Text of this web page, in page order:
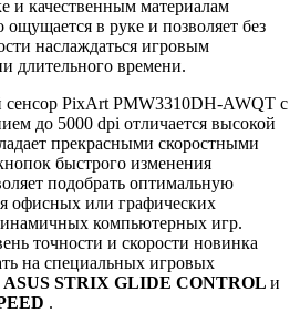
и качественным материалам
в руке и позволяет без
наслаждаться игровым
длительного времени.
PixArt PMW3310DH-AWQT с
до 5000 dpi отличается высокой
прекрасными скоростными
быстрого изменения
подобрать оптимальную
офисных или графических
компьютерных игр.
точности и скорости новинка
на специальных игровых
ASUS STRIX GLIDE CONTROL и
.